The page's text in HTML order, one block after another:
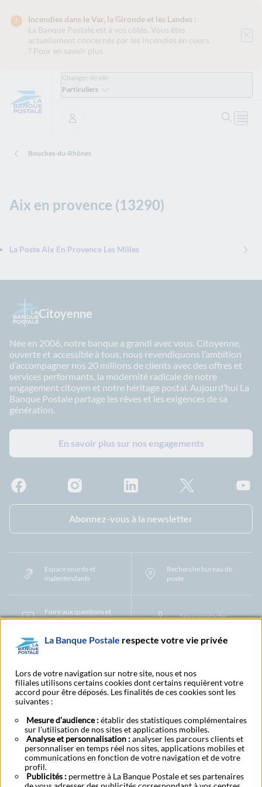
Incendies dans le Var, la Gironde et les Landes :
La Banque Postale est à vos côtés. Vous êtes
actuellement concernés par les incendies en cours
? Pour en savoir plus
Changer de site
Particuliers
Se connecter
Bouches-du-Rhônes
Aix en provence (13290)
La Poste Aix En Provence Les Milles
Citoyenne
Née en 2006, notre banque a grandi avec vous. Citoyenne,
ouverte et accessible à tous, nous revendiquons l’ambition
d’accompagner nos 20 millions de clients avec des offres et
services performants, la modernité radicale de notre
engagement citoyen et notre héritage postal. Aujourd’hui La
Banque Postale partage les rêves et les exigences de sa
génération.
En savoir plus sur nos engagements
Abonnez-vous à la newsletter
Espace sourds et
malentendants
Recherche bureau de
poste
Foire aux questions et
centre d'aide
Nous contacter
Protection des Données à Caractère PersonnelFiliales et partenaires
CookiesGestion des cookiesActualiser vos informations
Contestation et réclamation Coordonnées Centres Financiers
Alertes fraudes et points de vigilance Actualités réglementaires CGU
Aide navigateur et systèmes d'exploitation
Vider le cache de votre navigateurLexique Aide et accessibilité
Accessibilité – Partiellement conforme Espace candidature
BFI - Banque de Financement et d'Investissement
Le fonds de garantie des dépôts et de résolutionRésilierRétractation
La Banque Postale respecte votre vie privée
Lors de votre navigation sur notre site, nous et nos
filiales utilisons certains cookies dont certains requièrent votre
accord pour être déposés. Les finalités de ces cookies sont les
suivantes :
Mesure d’audience :établir des statistiques complémentaires
sur l'utilisation de nos sites et applications mobiles.
Analyse et personnalisation :analyser les parcours clients et
personnaliser en temps réel nos sites, applications mobiles et
communications en fonction de votre navigation et de votre
profil.
Publicités : permettre à La Banque Postale et ses partenaires